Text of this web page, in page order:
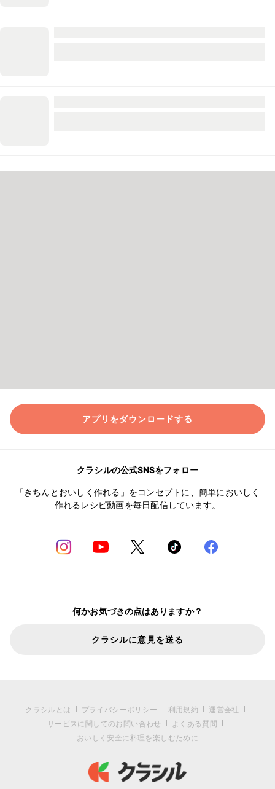
アプリをダウンロードする
クラシルの公式SNSをフォロー
「きちんとおいしく作れる」をコンセプトに、簡単においしく
作れるレシピ動画を毎日配信しています。
何かお気づきの点はありますか？
クラシルに意見を送る
クラシルとは プライバシーポリシー 利用規約
運営会社
サービスに関してのお問い合わせ
よくある質問
おいしく安全に料理を楽しむために